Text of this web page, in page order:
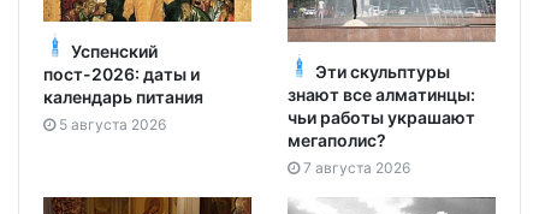
Успенский
пост-2026: даты и
календарь питания
5 августа 2026
Эти скульптуры
знают все алматинцы:
чьи работы украшают
мегаполис?
7 августа 2026